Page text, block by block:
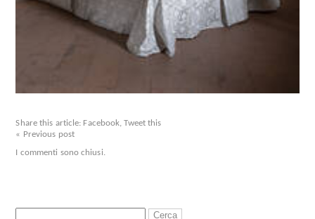
Share this article: Facebook,Tweet this
« Previous post
I commenti sono chiusi.